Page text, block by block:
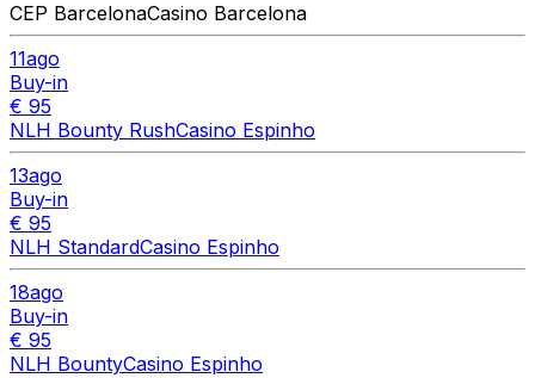
CEP BarcelonaCasino Barcelona
11ago
Buy-in
€ 95
NLH Bounty RushCasino Espinho
13ago
Buy-in
€ 95
NLH StandardCasino Espinho
18ago
Buy-in
€ 95
NLH BountyCasino Espinho